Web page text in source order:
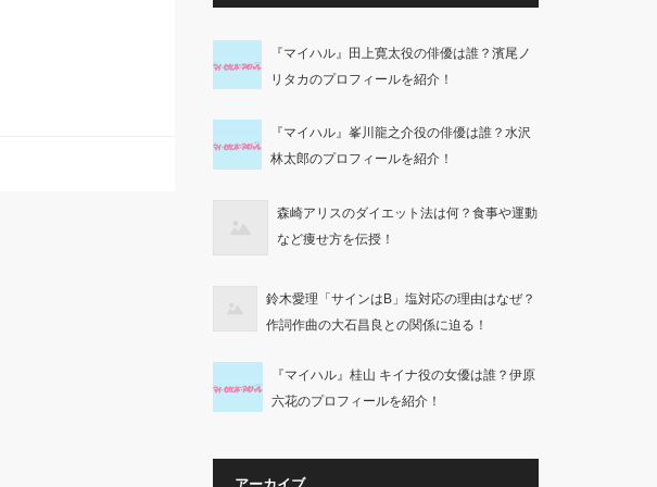
『マイハル』田上寛太役の俳優は誰？濱尾ノ
リタカのプロフィールを紹介！
『マイハル』峯川龍之介役の俳優は誰？水沢
林太郎のプロフィールを紹介！
森崎アリスのダイエット法は何？食事や運動
など痩せ方を伝授！
鈴木愛理「サインはB」塩対応の理由はなぜ？
作詞作曲の大石昌良との関係に迫る！
『マイハル』桂山 キイナ役の女優は誰？伊原
六花のプロフィールを紹介！